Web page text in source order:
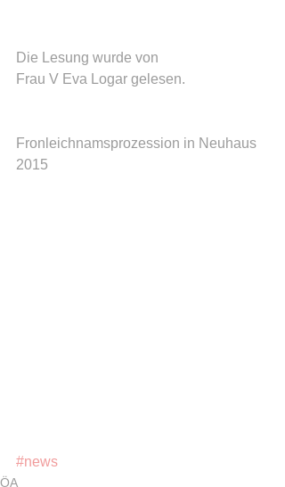
Die Lesung wurde von
Frau V Eva Logar gelesen.
Fronleichnamsprozession in Neuhaus
2015
#news
ÖA